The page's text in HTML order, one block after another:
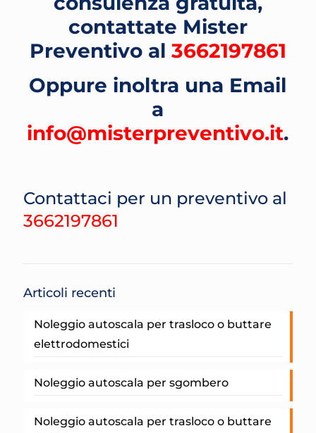
contattate Mister
Preventivo al 3662197861
Oppure inoltra una Email
a
info@misterpreventivo.it.
Contattaci per un preventivo al
3662197861
Articoli recenti
Noleggio autoscala per trasloco o buttare
elettrodomestici
Noleggio autoscala per sgombero
Noleggio autoscala per trasloco o buttare